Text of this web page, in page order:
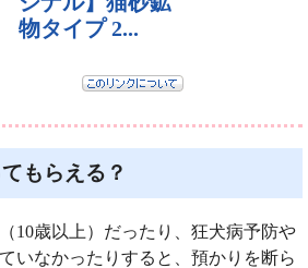
もらえる？
10歳以上）だったり、狂犬病予防や
いなかったりすると、預かりを断ら